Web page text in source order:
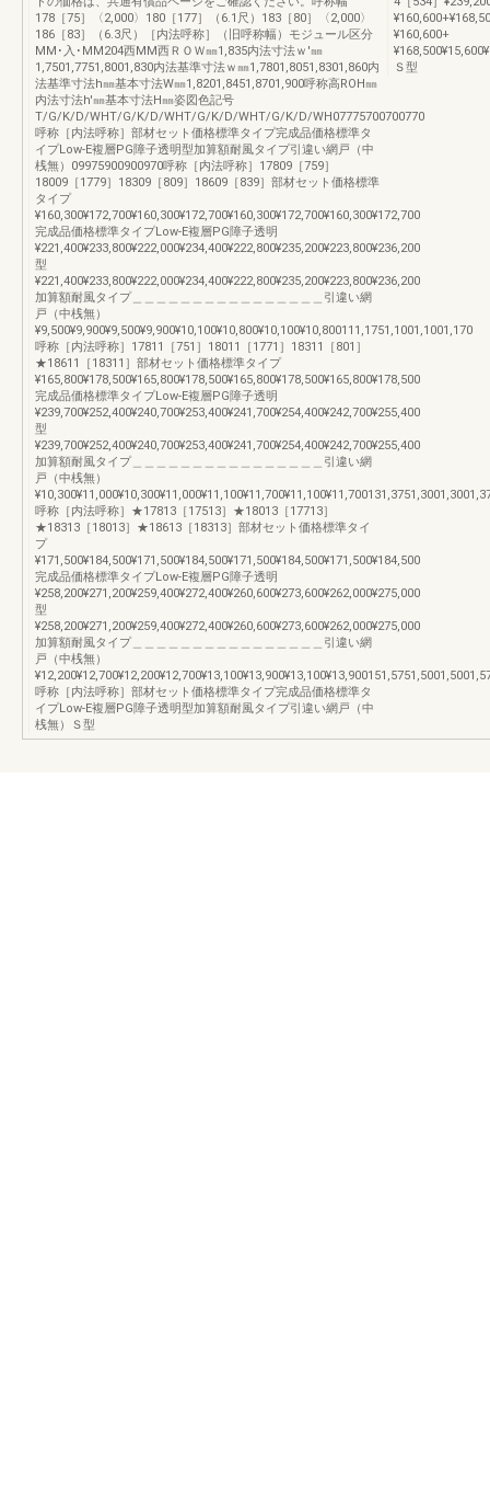
178［75］〈2,000〉180［177］（6.1尺）183［80］〈2,000〉
186［83］（6.3尺）［内法呼称］（旧呼称幅）モジュール区分
MM･入･MM204西MM西ＲＯＷ㎜1,835内法寸法ｗ'㎜
1,7501,7751,8001,830内法基準寸法ｗ㎜1,7801,8051,8301,860内
法基準寸法h㎜基本寸法W㎜1,8201,8451,8701,900呼称高ROH㎜
内法寸法h'㎜基本寸法H㎜姿図色記号
T/G/K/D/WHT/G/K/D/WHT/G/K/D/WHT/G/K/D/WH07775700700770
呼称［内法呼称］部材セット価格標準タイプ完成品価格標準タ
イプLow-E複層PG障子透明型加算額耐風タイプ引違い網戸（中
桟無）09975900900970呼称［内法呼称］17809［759］
18009［1779］18309［809］18609［839］部材セット価格標準
タイプ
¥160,300¥172,700¥160,300¥172,700¥160,300¥172,700¥160,300¥172,700
完成品価格標準タイプLow-E複層PG障子透明
¥221,400¥233,800¥222,000¥234,400¥222,800¥235,200¥223,800¥236,200
型
¥221,400¥233,800¥222,000¥234,400¥222,800¥235,200¥223,800¥236,200
加算額耐風タイプ＿＿＿＿＿＿＿＿＿＿＿＿＿＿＿＿引違い網
戸（中桟無）
¥9,500¥9,900¥9,500¥9,900¥10,100¥10,800¥10,100¥10,800111,1751,1001,1001,170
呼称［内法呼称］17811［751］18011［1771］18311［801］
★18611［18311］部材セット価格標準タイプ
¥165,800¥178,500¥165,800¥178,500¥165,800¥178,500¥165,800¥178,500
完成品価格標準タイプLow-E複層PG障子透明
¥239,700¥252,400¥240,700¥253,400¥241,700¥254,400¥242,700¥255,400
型
¥239,700¥252,400¥240,700¥253,400¥241,700¥254,400¥242,700¥255,400
加算額耐風タイプ＿＿＿＿＿＿＿＿＿＿＿＿＿＿＿＿引違い網
戸（中桟無）
呼称［内法呼称］★17813［17513］★18013［17713］
★18313［18013］★18613［18313］部材セット価格標準タイ
プ
¥171,500¥184,500¥171,500¥184,500¥171,500¥184,500¥171,500¥184,500
完成品価格標準タイプLow-E複層PG障子透明
¥258,200¥271,200¥259,400¥272,400¥260,600¥273,600¥262,000¥275,000
型
¥258,200¥271,200¥259,400¥272,400¥260,600¥273,600¥262,000¥275,000
加算額耐風タイプ＿＿＿＿＿＿＿＿＿＿＿＿＿＿＿＿引違い網
戸（中桟無）
呼称［内法呼称］部材セット価格標準タイプ完成品価格標準タ
イプLow-E複層PG障子透明型加算額耐風タイプ引違い網戸（中
桟無）Ｓ型
¥160,600+
Ｓ型